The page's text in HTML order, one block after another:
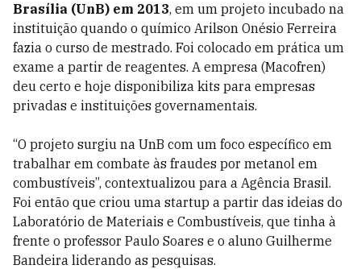
Brasília (UnB) em 2013, em um projeto incubado na
instituição quando o químico Arilson Onésio Ferreira
fazia o curso de mestrado. Foi colocado em prática um
exame a partir de reagentes. A empresa (Macofren)
deu certo e hoje disponibiliza kits para empresas
privadas e instituições governamentais.
“O projeto surgiu na UnB com um foco específico em
trabalhar em combate às fraudes por metanol em
combustíveis”, contextualizou para a Agência Brasil.
Foi então que criou uma startup a partir das ideias do
Laboratório de Materiais e Combustíveis, que tinha à
frente o professor Paulo Soares e o aluno Guilherme
Bandeira liderando as pesquisas.